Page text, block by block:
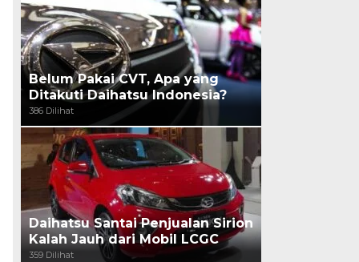
Belum Pakai CVT, Apa yang
Ditakuti Daihatsu Indonesia?
386 Dilihat
Daihatsu Santai Penjualan Sirion
Kalah Jauh dari Mobil LCGC
359 Dilihat